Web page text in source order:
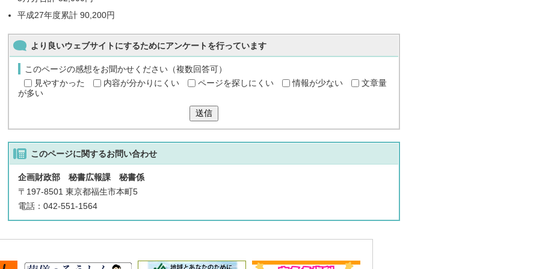
平成27年度累計 90,200円
より良いウェブサイトにするためにアンケートを行っています
このページの感想をお聞かせください（複数回答可）
見やすかった
内容が分かりにくい ページを探しにくい 情報が少ない
文章量
が多い
送信
このページに関するお問い合わせ
企画財政部 秘書広報課 秘書係
〒197-8501 東京都福生市本町5
電話：042-551-1564